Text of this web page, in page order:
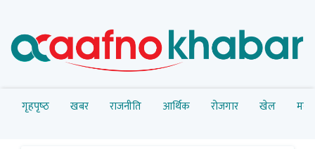
गृहपृष्‍ठ खबर राजनीति आर्थिक रोजगार खेल